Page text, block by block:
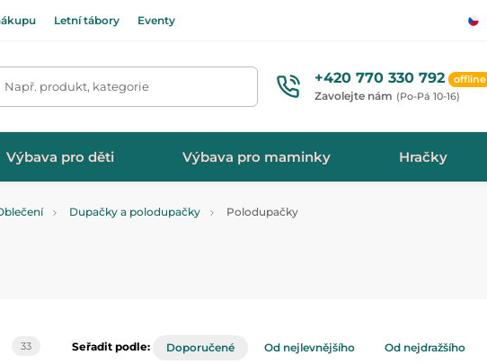
Letní tábory Eventy
Např. produkt, kategorie +420 770 330 792 offline
Zavolejte nám (Po-Pá 10-16)
Výbava pro děti Výbava pro maminky Hračky
Dupačky a polodupačky Polodupačky
33 Seřadit podle: Doporučené Od nejlevnějšího Od nejdražšího